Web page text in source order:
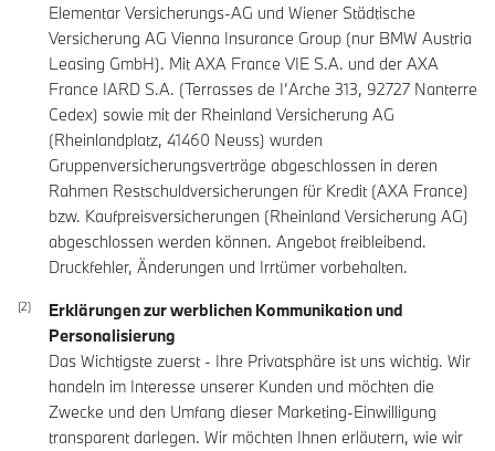
Elementar Versicherungs-AG und Wiener Städtische
Versicherung AG Vienna Insurance Group (nur BMW Austria
Leasing GmbH). Mit AXA France VIE S.A. und der AXA
France IARD S.A. (Terrasses de I’Arche 313, 92727 Nanterre
Cedex) sowie mit der Rheinland Versicherung AG
(Rheinlandplatz, 41460 Neuss) wurden
Gruppenversicherungsverträge abgeschlossen in deren
Rahmen Restschuldversicherungen für Kredit (AXA France)
bzw. Kaufpreisversicherungen (Rheinland Versicherung AG)
abgeschlossen werden können. Angebot freibleibend.
Druckfehler, Änderungen und Irrtümer vorbehalten.
Erklärungen zur werblichen Kommunikation und
Personalisierung
Das Wichtigste zuerst - Ihre Privatsphäre ist uns wichtig. Wir
handeln im Interesse unserer Kunden und möchten die
Zwecke und den Umfang dieser Marketing-Einwilligung
transparent darlegen. Wir möchten Ihnen erläutern, wie wir